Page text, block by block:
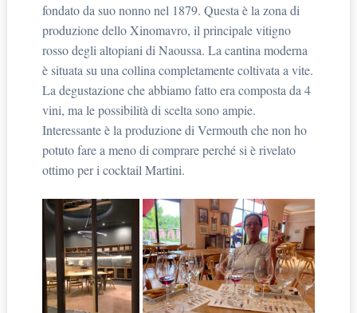
fondato da suo nonno nel 1879. Questa è la zona di
produzione dello Xinomavro, il principale vitigno
rosso degli altopiani di Naoussa. La cantina moderna
è situata su una collina completamente coltivata a vite.
La degustazione che abbiamo fatto era composta da 4
vini, ma le possibilità di scelta sono ampie.
Interessante è la produzione di Vermouth che non ho
potuto fare a meno di comprare perché si è rivelato
ottimo per i cocktail Martini.